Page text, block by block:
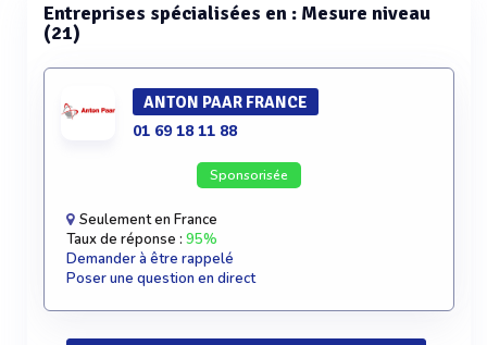
Entreprises spécialisées en : Mesure niveau
(21)
ANTON PAAR FRANCE
01 69 18 11 88
Sponsorisée
Seulement en France
Taux de réponse : 95%
Demander à être rappelé
Poser une question en direct